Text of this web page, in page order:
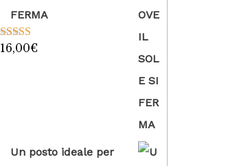
FERMA
Valutato
16,00€
Un posto ideale per